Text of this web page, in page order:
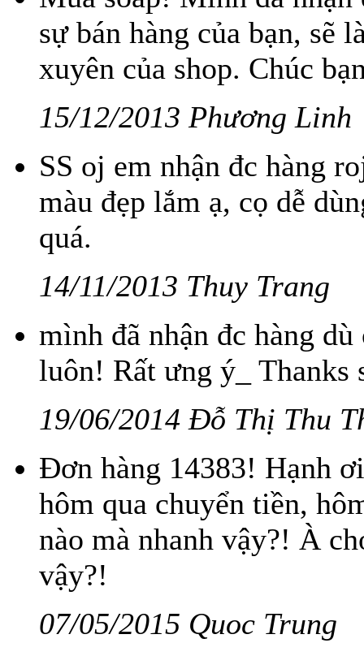
sự bán hàng của bạn, sẽ
xuyên của shop. Chúc
15/12/2013 Phương Linh
SS oj em nhận đc hàng
màu đẹp lắm ạ, cọ dễ
quá.
14/11/2013 Thuy Trang
mình đã nhận đc hàng
luôn! Rất ưng ý_ Thanks
19/06/2014 Đỗ Thị Thu
Đơn hàng 14383! Hạnh
hôm qua chuyển tiền,
nào mà nhanh vậy?! À
vậy?!
07/05/2015 Quoc Trung